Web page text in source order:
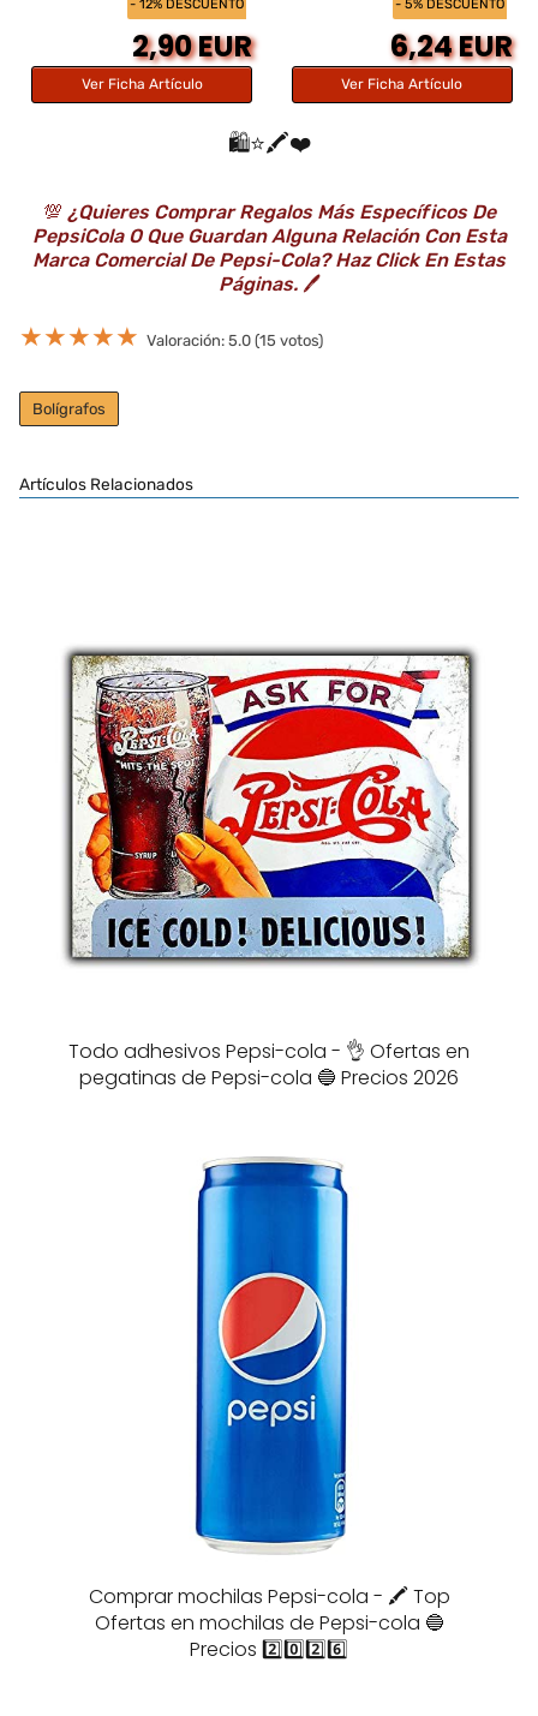
- 12% DESCUENTO
2,90 EUR
Ver Ficha Artículo
- 5% DESCUENTO
6,24 EUR
Ver Ficha Artículo
🛍️⭐️🖍️❤️
💯 ¿Quieres Comprar Regalos Más Específicos De
PepsiCola O Que Guardan Alguna Relación Con Esta
Marca Comercial De Pepsi-Cola? Haz Click En Estas
Páginas.🖊️
★★★★★ Valoración: 5.0 (15 votos)
Bolígrafos
Artículos Relacionados
Todo adhesivos Pepsi-cola - 👌 Ofertas en
pegatinas de Pepsi-cola 🔵 Precios 2026
Comprar mochilas Pepsi-cola - 🖍️ Top
Ofertas en mochilas de Pepsi-cola 🔵
Precios 2️⃣0️⃣2️⃣6️⃣